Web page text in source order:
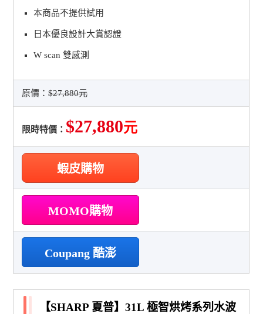
本商品不提供試用
日本優良設計大賞認證
W scan 雙感測
原價：$27,880元
限時特價： $27,880元
蝦皮購物
MOMO購物
Coupang 酷澎
【SHARP 夏普】31L 極智烘烤系列水波